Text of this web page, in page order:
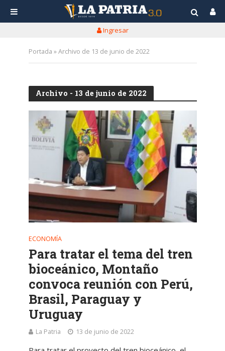
Ingresar
Portada »Archivo de 13 de junio de 2022
Archivo - 13 de junio de 2022
ECONOMÍA
Para tratar el tema del tren
bioceánico, Montaño
convoca reunión con Perú,
Brasil, Paraguay y
Uruguay
La Patria 13 de junio de 2022